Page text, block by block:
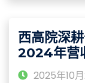
业务涵盖金融
算服务及人工
西高院深
2024年营
2025年10